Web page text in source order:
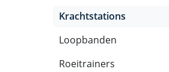
Krachtstations
Loopbanden
Roeitrainers